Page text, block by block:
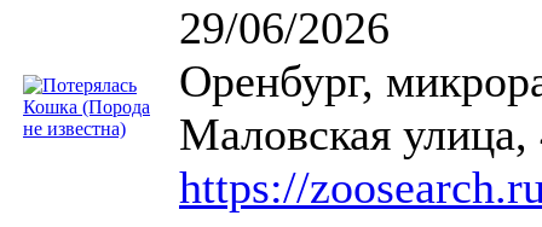
29/06/2026
Оренбург,
Маловская улица,
https://